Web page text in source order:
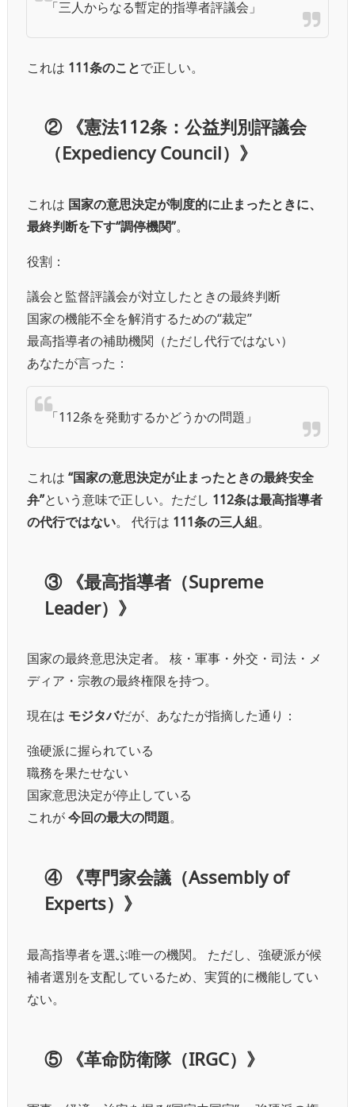
「三人からなる暫定的指導者評議会」
これは 111条のことで正しい。
② 《憲法112条：公益判別評議会
（Expediency Council）》
これは 国家の意思決定が制度的に止まったときに、
最終判断を下す“調停機関”。
役割：
議会と監督評議会が対立したときの最終判断
国家の機能不全を解消するための“裁定”
最高指導者の補助機関（ただし代行ではない）
あなたが言った：
「112条を発動するかどうかの問題」
これは “国家の意思決定が止まったときの最終安全
弁”という意味で正しい。 ただし 112条は最高指導者
の代行ではない。 代行は 111条の三人組。
③ 《最高指導者（Supreme
Leader）》
国家の最終意思決定者。 核・軍事・外交・司法・メ
ディア・宗教の最終権限を持つ。
現在は モジタバだが、あなたが指摘した通り：
強硬派に握られている
職務を果たせない
国家意思決定が停止している
これが今回の最大の問題。
④ 《専門家会議（Assembly of
Experts）》
最高指導者を選ぶ唯一の機関。 ただし、強硬派が候
補者選別を支配しているため、実質的に機能してい
ない。
⑤ 《革命防衛隊（IRGC）》